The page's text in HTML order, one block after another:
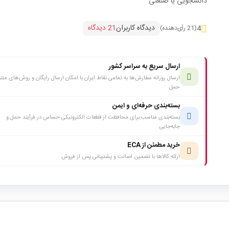
4(21 رأی‌دهنده) دیدگاه کاربران21 دیدگاه
ارسال سریع به سراسر کشور
ارسال روزانه سفارش‌ها به تمامی نقاط ایران با امکان ارسال رایگان و روش‌های
حمل
بسته‌بندی حرفه‌ای و ایمن
بسته‌بندی مناسب برای محافظت از قطعات الکترونیکی حساس در فرآیند حمل و
جابه‌جایی
خرید مطمئن از ECA
ارائه کالاها با تضمین اصالت و پشتیبانی پس از فروش